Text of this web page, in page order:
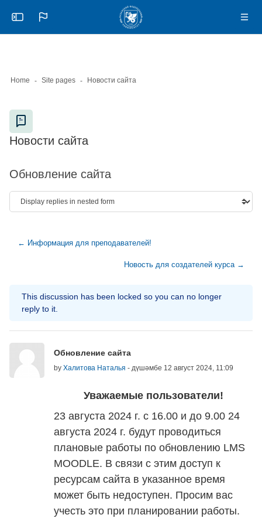
Откройте боковую панель
Home Site pages Новости сайта
Blocks
Новости сайта
Blocks
Обновление сайта
← Информация для преподавателей!
Новость для создателей курса →
This discussion has been locked so you can no longer
reply to it.
Обновление сайта
by Халитова Наталья - дүшәмбе 12 август 2024, 11:09
Number of replies: 0
Уважаемые пользователи!
23 августа 2024 г. с 16.00 и до 9.00 24
августа 2024 г. будут проводиться
плановые работы по обновлению LMS
MOODLE. В связи с этим доступ к
ресурсам сайта в указанное время
может быть недоступен. Просим вас
учесть это при планировании работы.